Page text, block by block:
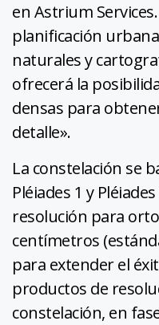
en Astrium
planificación
naturales y
ofrecerá la
densas para
detalle».
La constelación se
Pléiades 1 y
resolución para
centímetros
para extender el
productos de
constelación, en